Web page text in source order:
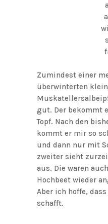
Zumindest einer
überwinterten
gut. Der bekommt
Topf. Nach den
kommt er mir so
und dann nur mit
zweiter sieht
aus. Die waren
Hochbeet wieder
Aber ich hoffe,
schafft.